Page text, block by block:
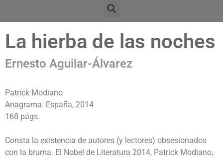
La hierba de las noches
Ernesto Aguilar-Álvarez
Patrick Modiano
Anagrama. España, 2014
168 págs.
Consta la existencia de autores (y lectores) obsesionados
con la bruma. El Nobel de Literatura 2014, Patrick Modiano,